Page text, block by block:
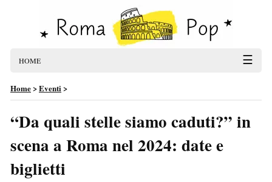
HOME ☰
Home>Eventi>
“Da quali stelle siamo caduti?” in
scena a Roma nel 2024: date e
biglietti